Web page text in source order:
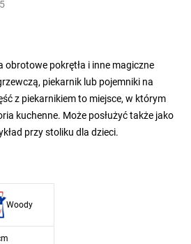
obrotowe pokrętła i inne magiczne
piekarnik lub pojemniki na
z piekarnikiem to miejsce, w którym
kuchenne. Może posłużyć także jako
przy stoliku dla dzieci.
Woody